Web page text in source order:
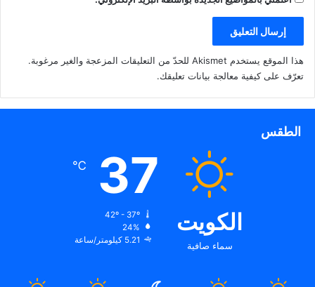
هذا الموقع يستخدم Akismet للحدّ من التعليقات المزعجة والغير مرغوبة.
تعرّف على كيفية معالجة بيانات تعليقك.
الطقس
الكويت
سماء صافية
37
℃
24%
5.21 كيلومتر/ساعة